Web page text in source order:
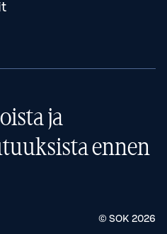
ja
ennen
© SOK 2026